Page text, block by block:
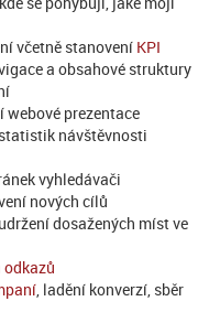
včetně stanovení KPI
a obsahové struktury
prezentace
návštěvnosti
vyhledávači
nových cílů
dosažených míst ve
, ladění konverzí, sběr